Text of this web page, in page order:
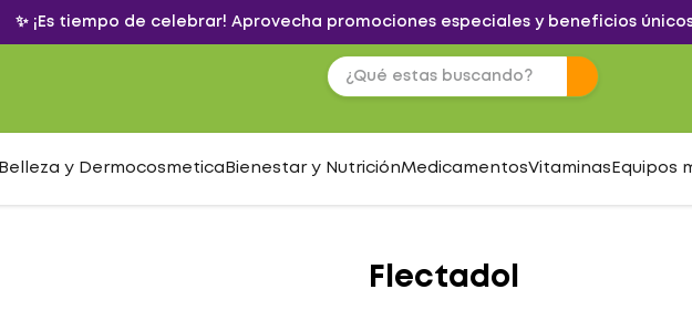
✨ ¡Es tiempo de celebrar! Aprovecha promociones especiales y beneficios
Belleza y Dermocosmetica Bienestar y NutriciónMedicamentosVitaminas Equipos
Flectadol